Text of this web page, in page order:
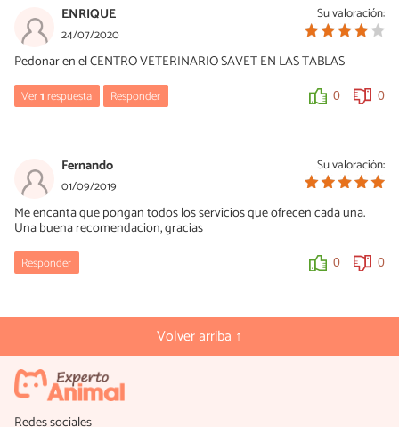
Su valoración:
ENRIQUE
24/07/2020
Pedonar en el CENTRO VETERINARIO SAVET EN LAS TABLAS
Ver1respuesta Responder 0 0
22/03/2021
Hola Enrique. Savet es un centro de perros y gatos y el servicio de
animales exóticos es un par de veces por semana, no es siempre.
Su valoración:
Fernando
01/09/2019
Me encanta que pongan todos los servicios que ofrecen cada una.
Una buena recomendacion, gracias
Responder 0 0
Volver arriba ↑
Redes sociales